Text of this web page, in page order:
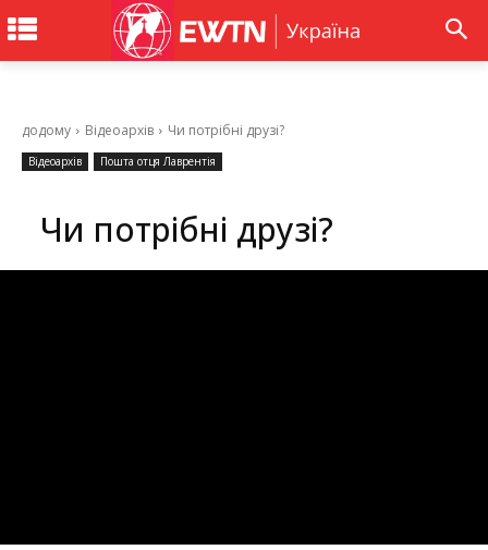
додому Відеоархів Чи потрібні друзі?
Відеоархів Пошта отця Лаврентія
Чи потрібні друзі?